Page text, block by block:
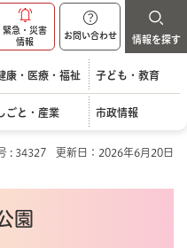
緊急・災害
情報
お問い合わせ 情報を探す
康・医療・福祉 子ども・教育
ごと・産業 市政情報
: 34327 更新日：2026年6月20日
園